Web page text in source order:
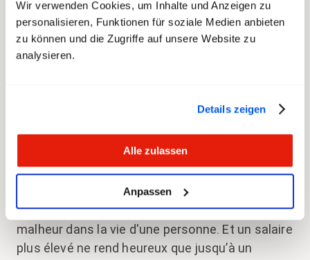
Wir verwenden Cookies, um Inhalte und Anzeigen zu
personalisieren, Funktionen für soziale Medien anbieten
zu können und die Zugriffe auf unsere Website zu
analysieren.
Details zeigen
Alle zulassen
Anpassen
doivent savoir ce qu’ils font avec les gens
lorsqu'ils prennent des décisions ! »
rend-il heureux ?
Dans son exposé, le chercheur du bonheur
Mathias Binswanger confirme : des liens
sociaux intacts et un travail motivant sont
essentiels à notre bonheur ! En revanche, le
chômage serait l'un des principaux facteurs de
malheur dans la vie d'une personne. Et un salaire
plus élevé ne rend heureux que jusqu’à un